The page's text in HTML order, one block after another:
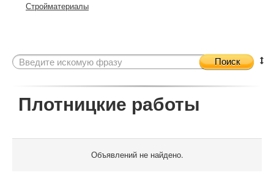
Стройматериалы
Поиск
Плотницкие работы
Объявлений не найдено.